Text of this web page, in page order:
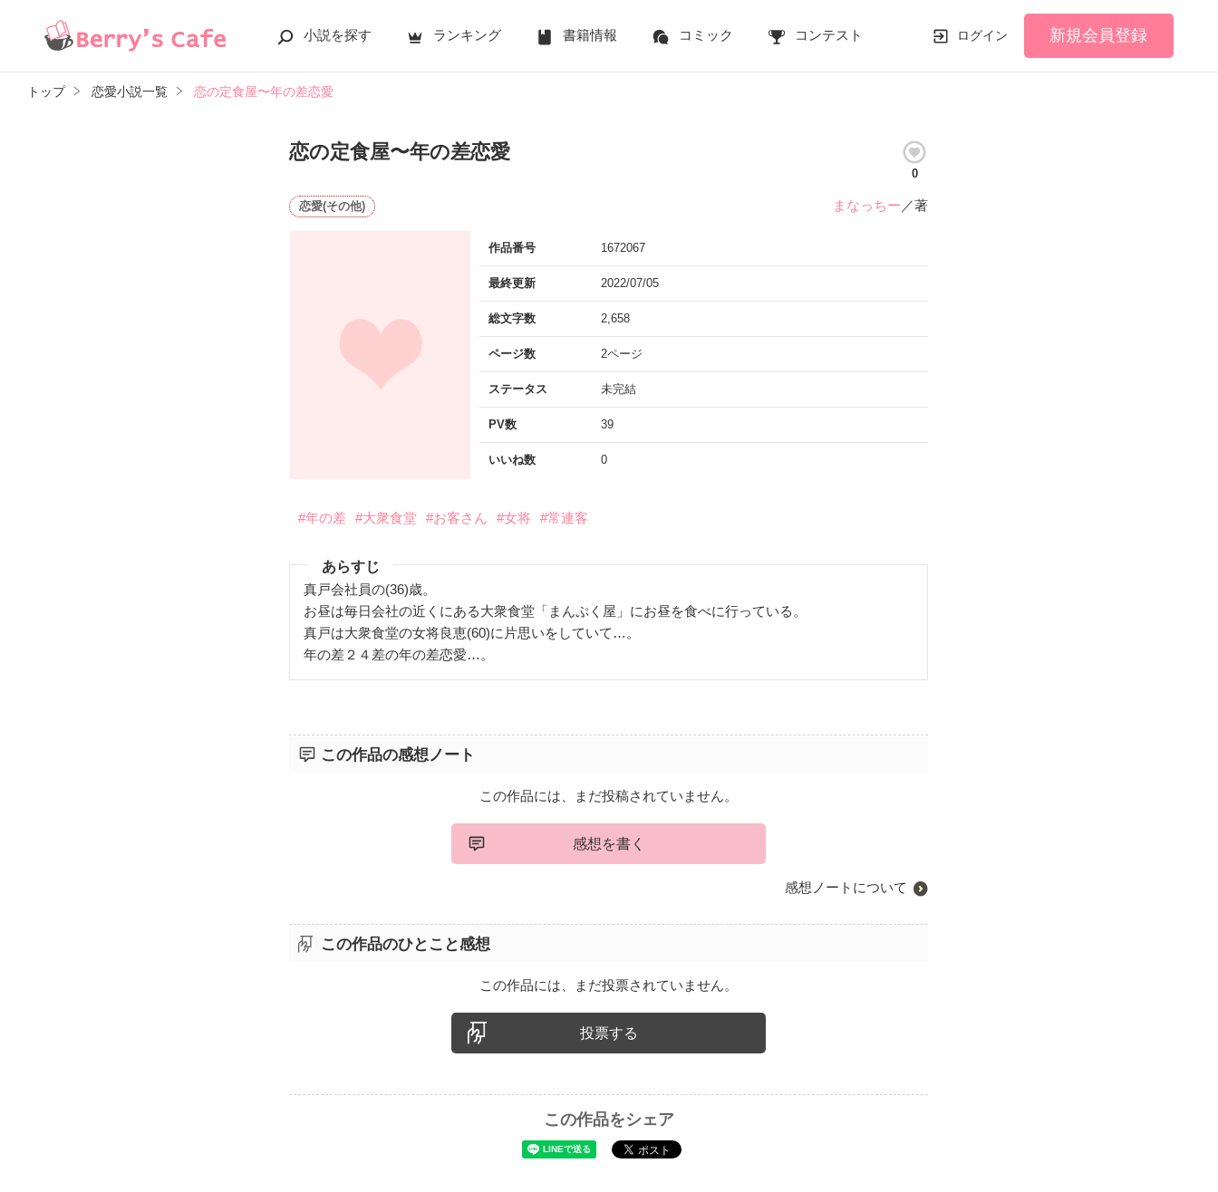
小説を探す ランキング 書籍情報 コミック コンテスト ログイン 新規会員登録
トップ 恋愛小説一覧 恋の定食屋〜年の差恋愛
恋の定食屋〜年の差恋愛
0
恋愛(その他) まなっちー ／著
作品番号 1672067
最終更新 2022/07/05
総文字数 2,658
ページ数 2ページ
ステータス 未完結
PV数 39
いいね数 0
#年の差 #大衆食堂 #お客さん #女将 #常連客
あらすじ
真戸会社員の(36)歳。
お昼は毎日会社の近くにある大衆食堂「まんぷく屋」にお昼を食べに行っている。
真戸は大衆食堂の女将良恵(60)に片思いをしていて…。
年の差２４差の年の差恋愛…。
この作品の感想ノート
この作品には、まだ投稿されていません。
感想を書く
感想ノートについて
この作品のひとこと感想
この作品には、まだ投票されていません。
投票する
この作品をシェア